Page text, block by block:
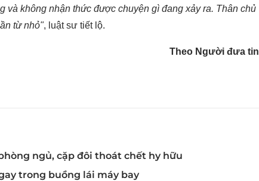
và không nhận thức được chuyện gì đang xảy ra. Thân chủ
từ nhỏ", luật sư tiết lộ.
Theo Người đưa tin
ngủ, cặp đôi thoát chết hy hữu
trong buồng lái máy bay